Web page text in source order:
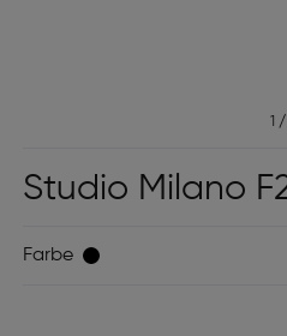
1 /
Studio Milano
Farbe